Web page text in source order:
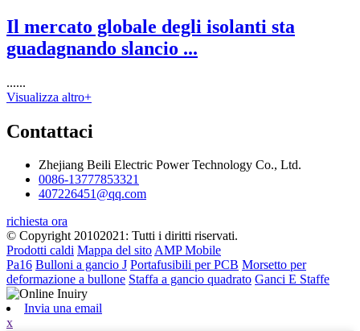
Il mercato globale degli isolanti sta
guadagnando slancio ...
......
Visualizza altro+
Contattaci
Zhejiang Beili Electric Power Technology Co., Ltd.
0086-13777853321
407226451@qq.com
richiesta ora
© Copyright 20102021: Tutti i diritti riservati.
Prodotti caldi Mappa del sitoAMP Mobile
Pa16 Bulloni a gancio J Portafusibili per PCB Morsetto per
deformazione a bullone Staffa a gancio quadrato Ganci E Staffe
Invia una email
x